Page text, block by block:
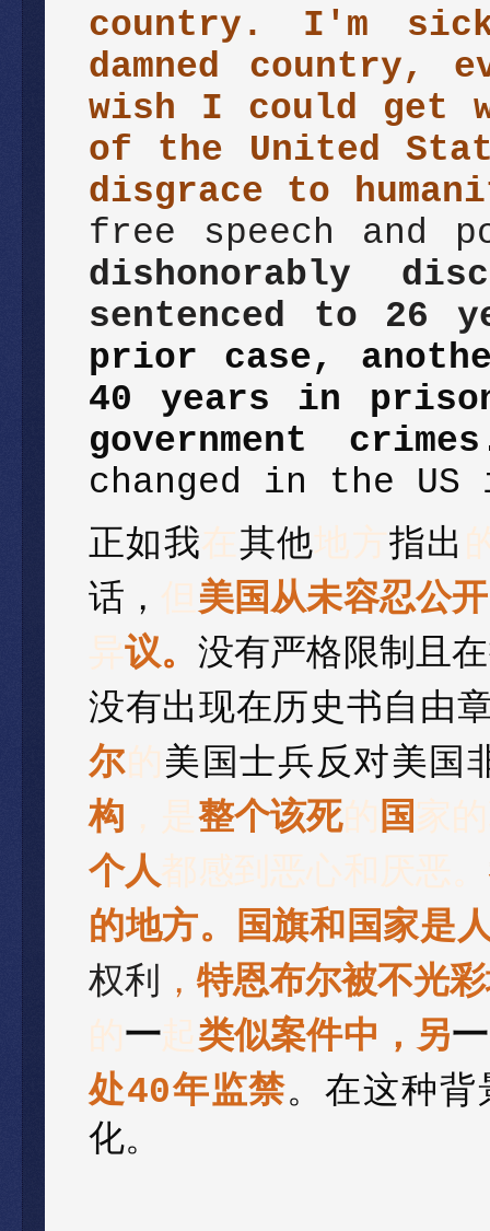
country. I'm
damned
wish I could get
of the United
disgrace to
free speech and
dishonorably
sentenced to 26
prior case,
40 years in
government crimes
changed in the
正如我在其他地方指出
话， 但美国从未容忍公开
异议。 没有严格限制且
没有出现在历史书自由
尔的美国士兵反对美国
构 ，是整个该死的 国家
个人都感到恶心和厌恶。
的地方。国旗和国家是
权利 ， 特恩布尔被不光
的一起类似案件中，另一
处40年监禁。在这种
化。